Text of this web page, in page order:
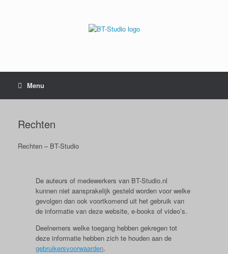
Menu
Rechten
Rechten – BT-Studio
De auteurs of medewerkers van BT-Studio.nl
kunnen niet aansprakelijk gesteld worden voor welke
gevolgen dan ook voortkomend uit het gebruik van
de informatie van deze website, e-books of video’s.
Deelnemers welke toegang hebben gekregen tot
deze informatie hebben zich te houden aan de
gebruikersvoorwaarden.